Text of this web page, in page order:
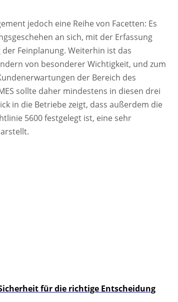
jedoch eine Reihe von Facetten: Es
an sich, mit der Erfassung
Feinplanung. Weiterhin ist das
von besonderer Wichtigkeit, und zum
der Bereich des
sollte daher mindestens in diesen drei
in die Betriebe zeigt, dass außerdem die
5600 festgelegt ist, eine sehr
für die richtige Entscheidung